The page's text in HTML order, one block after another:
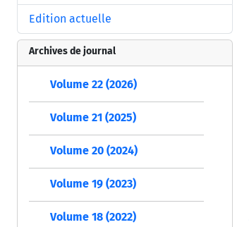
Edition actuelle
Archives de journal
Volume 22 (2026)
Volume 21 (2025)
Volume 20 (2024)
Volume 19 (2023)
Volume 18 (2022)